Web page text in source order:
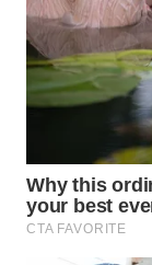
NATUNA
WN
BINTAN
MANDALIKA
WN